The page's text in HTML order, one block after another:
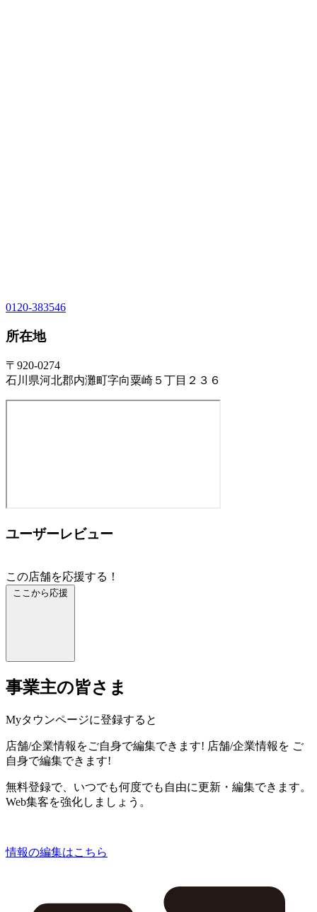
0120-383546
所在地
〒920-0274
石川県河北郡内灘町字向粟崎５丁目２３６
ユーザーレビュー
この店舗を応援する！
ここから応援
事業主の皆さま
Myタウンページに登録すると
店舗/企業情報をご自身で編集できます! 店舗/企業情報を ご
自身で編集できます!
無料登録で、いつでも何度でも自由に更新・編集できます。
Web集客を強化しましょう。
情報の編集はこちら